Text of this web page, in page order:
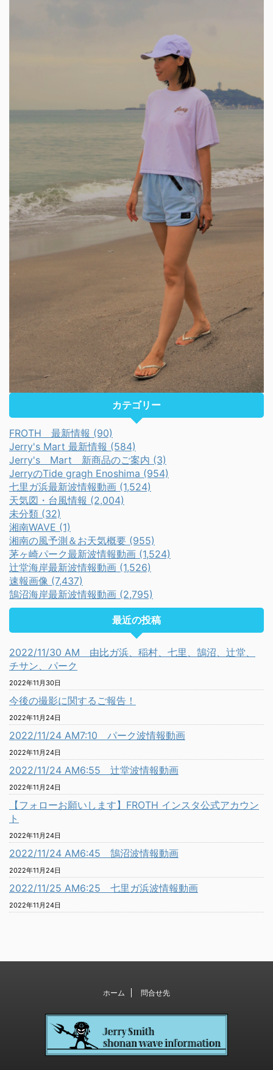
カテゴリー
FROTH 最新情報 (90)
Jerry's Mart 最新情報 (584)
Jerry's Mart 新商品のご案内 (3)
JerryのTide gragh Enoshima (954)
七里ガ浜最新波情報動画 (1,524)
天気図・台風情報 (2,004)
未分類 (32)
湘南WAVE (1)
湘南の風予測＆お天気概要 (955)
茅ヶ崎パーク最新波情報動画 (1,524)
辻堂海岸最新波情報動画 (1,526)
速報画像 (7,437)
鵠沼海岸最新波情報動画 (2,795)
最近の投稿
2022/11/30 AM 由比ガ浜、稲村、七里、鵠沼、辻堂、
チサン、パーク
2022年11月30日
今後の撮影に関するご報告！
2022年11月24日
2022/11/24 AM7:10 パーク波情報動画
2022年11月24日
2022/11/24 AM6:55 辻堂波情報動画
2022年11月24日
【フォローお願いします】FROTH インスタ公式アカウン
ト
2022年11月24日
2022/11/24 AM6:45 鵠沼波情報動画
2022年11月24日
2022/11/25 AM6:25 七里ガ浜波情報動画
2022年11月24日
ホーム 問合せ先